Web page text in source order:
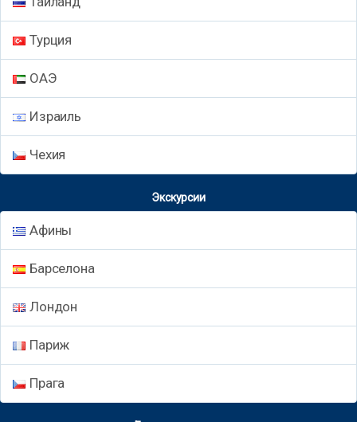
Турция
ОАЭ
Израиль
Чехия
Экскурсии
Афины
Барселона
Лондон
Париж
Прага